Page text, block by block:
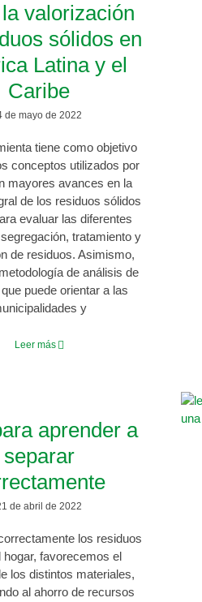
valorización
sólidos en
Latina y el
Caribe
de mayo de 2022
tiene como objetivo
conceptos utilizados por
mayores avances en la
de los residuos sólidos
evaluar las diferentes
tratamiento y
de residuos. Asimismo,
de análisis de
puede orientar a las
y
Leer más
aprender a
separar
de abril de 2022
los residuos
hogar, favorecemos el
los distintos materiales,
al ahorro de recursos